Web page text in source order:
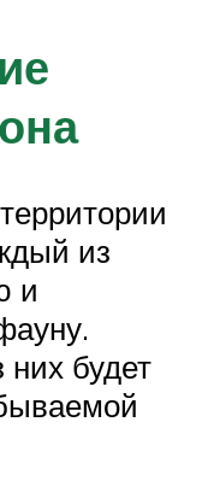
из
и
будет